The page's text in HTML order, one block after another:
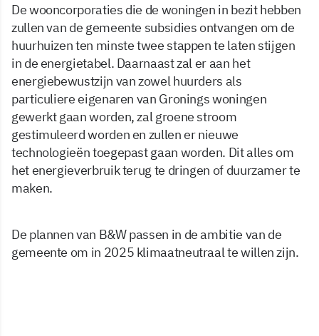
De wooncorporaties die de woningen in bezit hebben
zullen van de gemeente subsidies ontvangen om de
huurhuizen ten minste twee stappen te laten stijgen
in de energietabel. Daarnaast zal er aan het
energiebewustzijn van zowel huurders als
particuliere eigenaren van Gronings woningen
gewerkt gaan worden, zal groene stroom
gestimuleerd worden en zullen er nieuwe
technologieën toegepast gaan worden. Dit alles om
het energieverbruik terug te dringen of duurzamer te
maken.
De plannen van B&W passen in de ambitie van de
gemeente om in 2025 klimaatneutraal te willen zijn.